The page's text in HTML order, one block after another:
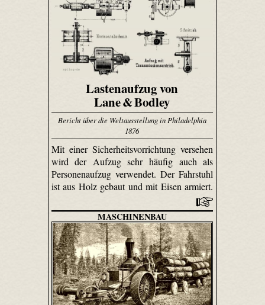
Lastenaufzug von
Lane & Bodley
Bericht über die Weltausstellung in Philadelphia
1876
Mit einer Sicherheitsvorrichtung versehen
wird der Aufzug sehr häufig auch als
Personenaufzug verwendet. Der Fahrstuhl
ist aus Holz gebaut und mit Eisen armiert.
MASCHINENBAU